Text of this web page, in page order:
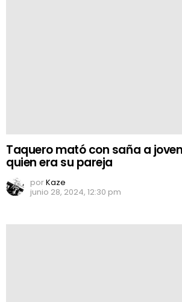
Taquero mató con saña a
quien era su pareja
porKaze
junio 28, 2024, 12:30 pm